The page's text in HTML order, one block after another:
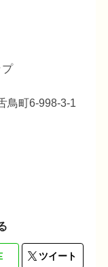
プ
鳥町6-998-3-1
ツイート